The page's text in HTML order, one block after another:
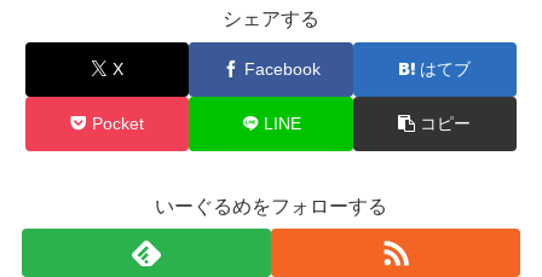
シェアする
X Facebook はてブ
Pocket LINE コピー
いーぐるめをフォローする